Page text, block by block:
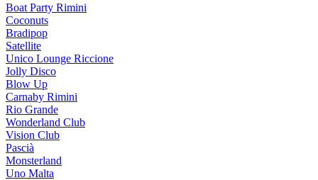
Boat Party Rimini
Coconuts
Bradipop
Satellite
Unico Lounge Riccione
Jolly Disco
Blow Up
Carnaby Rimini
Rio Grande
Wonderland Club
Vision Club
Pascià
Monsterland
Uno Malta